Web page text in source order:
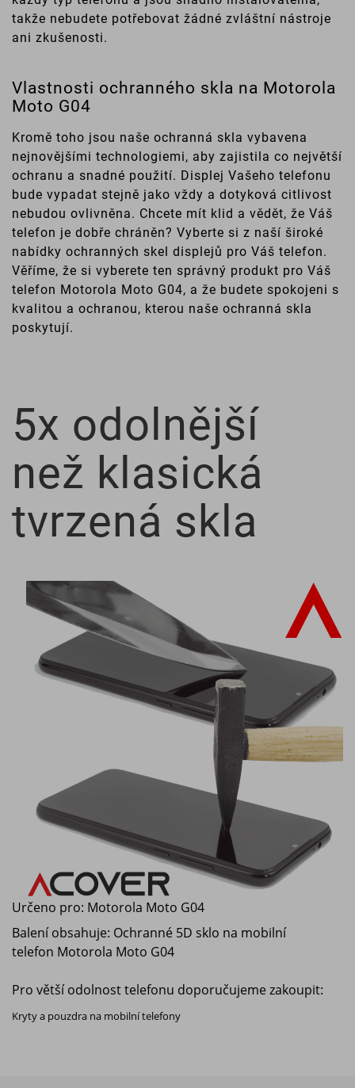
takže nebudete potřebovat žádné zvláštní nástroje
ani zkušenosti.
Vlastnosti ochranného skla na Motorola
Moto G04
Kromě toho jsou naše ochranná skla vybavena
nejnovějšími technologiemi, aby zajistila co největší
ochranu a snadné použití. Displej Vašeho telefonu
bude vypadat stejně jako vždy a dotyková citlivost
nebudou ovlivněna. Chcete mít klid a vědět, že Váš
telefon je dobře chráněn? Vyberte si z naší široké
nabídky ochranných skel displejů pro Váš telefon.
Věříme, že si vyberete ten správný produkt pro Váš
telefon Motorola Moto G04, a že budete spokojeni s
kvalitou a ochranou, kterou naše ochranná skla
poskytují.
5x odolnější
než klasická
tvrzená skla
Určeno pro: Motorola Moto G04
Balení obsahuje: Ochranné 5D sklo na mobilní
telefon Motorola Moto G04
Pro větší odolnost telefonu doporučujeme zakoupit:
Kryty a pouzdra na mobilní telefony